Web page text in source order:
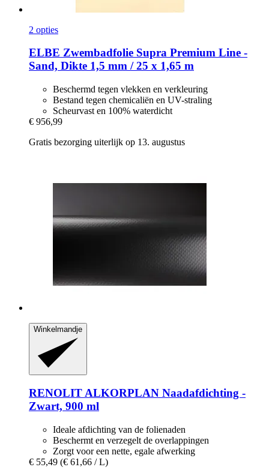
2 opties
ELBE Zwembadfolie Supra Premium Line -​
Sand, Dikte 1,5 mm / 25 x 1,65 m
Beschermd tegen vlekken en verkleuring
Bestand tegen chemicaliën en UV-straling
Scheurvast en 100% waterdicht
€ 956,99
Gratis bezorging uiterlijk op 13. augustus
Winkelmandje
RENOLIT ALKORPLAN Naadafdichting -​
Zwart, 900 ml
Ideale afdichting van de folienaden
Beschermt en verzegelt de overlappingen
Zorgt voor een nette, egale afwerking
€ 55,49 (€ 61,66 / L)